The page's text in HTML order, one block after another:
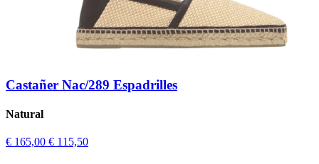
Castañer Nac/289 Espadrilles
Natural
€ 165,00 € 115,50